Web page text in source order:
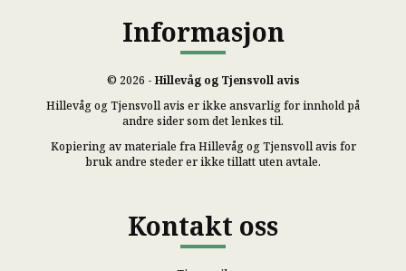
Informasjon
© 2026 - Hillevåg og Tjensvoll avis
Hillevåg og Tjensvoll avis er ikke ansvarlig for innhold på
andre sider som det lenkes til.
Kopiering av materiale fra Hillevåg og Tjensvoll avis for
bruk andre steder er ikke tillatt uten avtale.
Kontakt oss